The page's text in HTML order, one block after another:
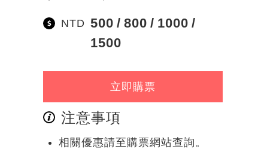
NTD 500 800
1000
1500
立即購票
注意事項
相關優惠請至購票網站查詢。